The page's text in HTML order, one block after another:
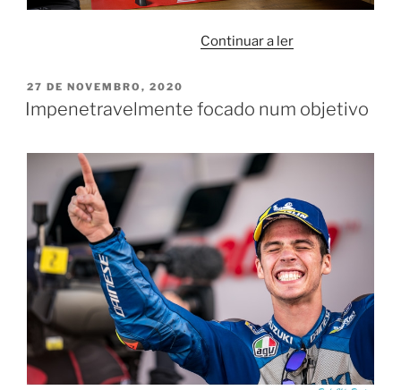
Continuar a ler“ROUVY
WORLD
PUBLICADO
EM
27 DE NOVEMBRO, 2020
Impenetravelmente focado num objetivo